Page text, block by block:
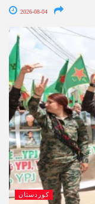
2026-08-04
کوردستان